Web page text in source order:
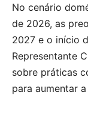
No cenário
de 2026, as
2027 e o início
Representante
sobre práticas
para aumentar